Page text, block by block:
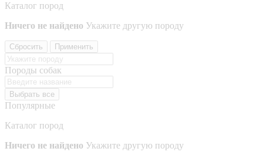
Каталог пород
Ничего не найдено Укажите другую породу
Сбросить Применить
Породы собак
Выбрать все
Популярные
Каталог пород
Ничего не найдено Укажите другую породу